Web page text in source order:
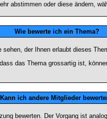
abstimmen oder diese ändern,
Wie bewerte ich ein Thema?
der Ihnen erlaubt dieses
das Thema grossartig ist,
Kann ich andere Mitglieder
bewerten. Der Vorgang ist